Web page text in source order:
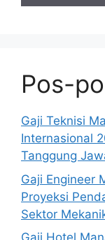
Pos-
Gaji Teknisi
Internasional
Tanggung
Gaji Engineer
Proyeksi
Sektor
Gaji Hotel